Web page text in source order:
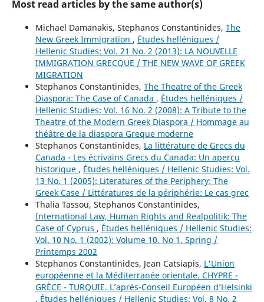
Most read articles by the same author(s)
Michael Damanakis, Stephanos Constantinides, The
New Greek Immigration , Études helléniques /
Hellenic Studies: Vol. 21 No. 2 (2013): LA NOUVELLE
IMMIGRATION GRECQUE / THE NEW WAVE OF GREEK
MIGRATION
Stephanos Constantinides, The Theatre of the Greek
Diaspora: The Case of Canada , Études helléniques /
Hellenic Studies: Vol. 16 No. 2 (2008): A Tribute to the
Theatre of the Modern Greek Diaspora / Hommage au
théâtre de la diaspora Greque moderne
Stephanos Constantinides, La littérature de Grecs du
Canada - Les écrivains Grecs du Canada: Un aperçu
historique , Études helléniques / Hellenic Studies: Vol.
13 No. 1 (2005): Literatures of the Periphery: The
Greek Case / Littératures de la périphérie: Le cas grec
Thalia Tassou, Stephanos Constantinides,
International Law, Human Rights and Realpolitik: The
Case of Cyprus , Études helléniques / Hellenic Studies:
Vol. 10 No. 1 (2002): Volume 10, No 1, Spring /
Printemps 2002
Stephanos Constantinides, Jean Catsiapis, L'Union
européenne et la Méditerranée orientale. CHYPRE -
GRÈCE - TURQUIE. L’après-Conseil Européen d’Helsinki
, Études helléniques / Hellenic Studies: Vol. 8 No. 2